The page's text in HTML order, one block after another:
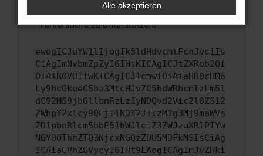
uns diesen Text schicken, um uns bei der
Fehlersuche zu unterstützen:
ewogICJuYW1lIjogIk5ldHdvcmtFcnJvciIs
CiAgImNvbmZpZyI6IHsKICAgICJtZXRob2Qi
OiAiR0VUIiwKICAgICJ1cmwiOiAiaHR0cHM6
Ly9hcGkueC5ha3MtcHJvZC5hdWRhcmlzLm5l
dC92MS9jbGllbnRzLzIyNDQvd2Vic2l0ZS12
ZWhpY2xlcy9QLjI1NDY2JTIzMTg3Mj9maWVs
ZD1pbnRlcm5hbE51bWJlciZ3ZWJzaXRlPTYw
NGY0OThhZTQ3NjcxNGQzZDU5MDFkMSIsCiAg
ICAiaGVhZGVycyI6IHt9LAogICAgImJvZHki
Alle akzeptieren